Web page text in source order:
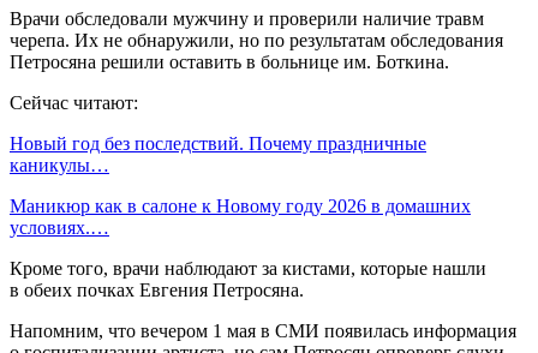
Врачи обследовали мужчину и проверили наличие травм
черепа. Их не обнаружили, но по результатам обследования
Петросяна решили оставить в больнице им. Боткина.
Сейчас читают:
Новый год без последствий. Почему праздничные
каникулы…
Маникюр как в салоне к Новому году 2026 в домашних
условиях.…
Кроме того, врачи наблюдают за кистами, которые нашли
в обеих почках Евгения Петросяна.
Напомним, что вечером 1 мая в СМИ появилась информация